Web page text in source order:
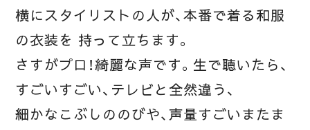
横にスタイリストの人が、本番で着る和服
の衣装を 持って立ちます。
さすがプロ！綺麗な声です。生で聴いたら、
すごいすごい、テレビと全然違う、
細かなこぶしののびや、声量すごいまたま